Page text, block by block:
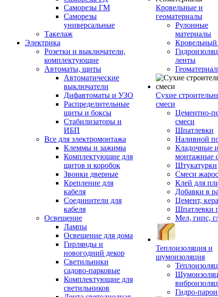
Саморезы ГМ
Саморезы
универсальные
Такелаж
Электрика
Розетки и выключатели,
комплектующие
Автоматы, щиты
Автоматические
выключатели
Дифавтоматы и УЗО
Распределительные
щиты и боксы
Стабилизаторы и
ИБП
Все для электромонтажа
Клеммы и зажимы
Комплектующие для
щитов и коробок
Звонки дверные
Крепление для
кабеля
Соединители для
кабеля
Освещение
Лампы
Освещение для дома
Гирлянды и
новогодний декор
Светильники
садово-парковые
Комплектующие для
светильников
Кровельные и
геоматериалы
Рулонные
материалы
ленты
Сухие
смеси
Цементно-
смеси
Шпатлевки
Наливной
Кладочные
монтажные
Штукатурки
Смеси
Клей для
Добавки в
Цемент,
Шпатлевки
Мел, гипс,
Теплоизоляция и
шумоизоляция
Гидро-